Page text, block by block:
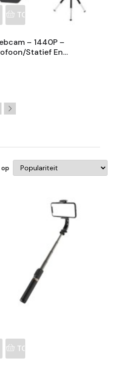
TOEVOEGEN AAN
– 1440P –
Statief En
TOEVOEGEN AAN